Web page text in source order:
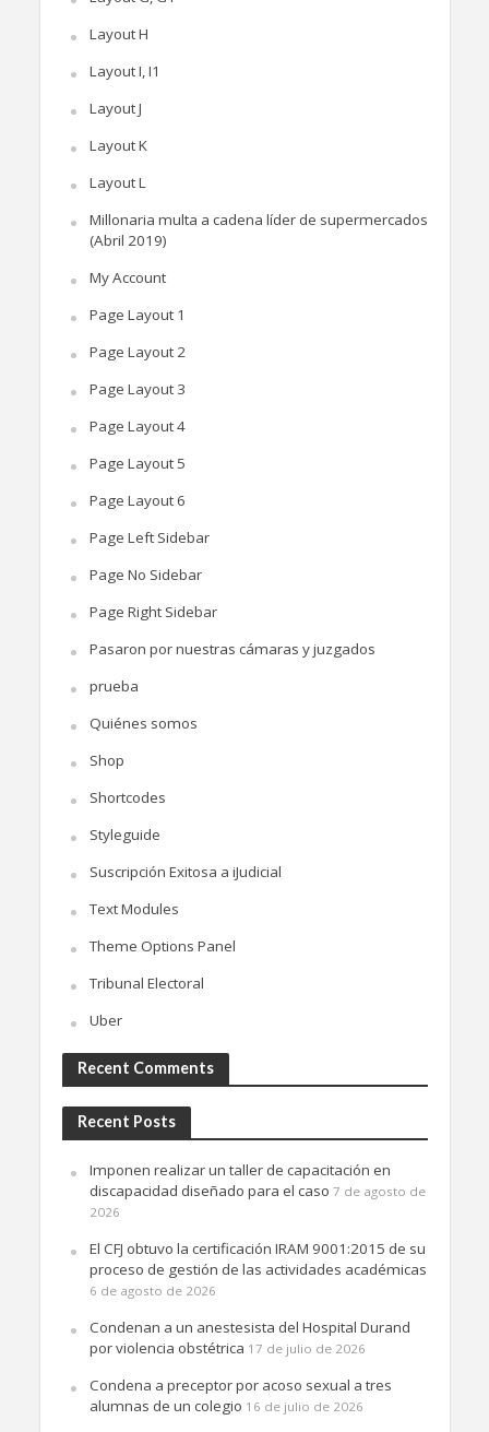
Layout H
Layout I, I1
Layout J
Layout K
Layout L
Millonaria multa a cadena líder de supermercados
(Abril 2019)
My Account
Page Layout 1
Page Layout 2
Page Layout 3
Page Layout 4
Page Layout 5
Page Layout 6
Page Left Sidebar
Page No Sidebar
Page Right Sidebar
Pasaron por nuestras cámaras y juzgados
prueba
Quiénes somos
Shop
Shortcodes
Styleguide
Suscripción Exitosa a iJudicial
Text Modules
Theme Options Panel
Tribunal Electoral
Uber
Recent Comments
Recent Posts
Imponen realizar un taller de capacitación en
discapacidad diseñado para el caso 7 de agosto de
2026
El CFJ obtuvo la certificación IRAM 9001:2015 de su
proceso de gestión de las actividades académicas
6 de agosto de 2026
Condenan a un anestesista del Hospital Durand
por violencia obstétrica 17 de julio de 2026
Condena a preceptor por acoso sexual a tres
alumnas de un colegio 16 de julio de 2026